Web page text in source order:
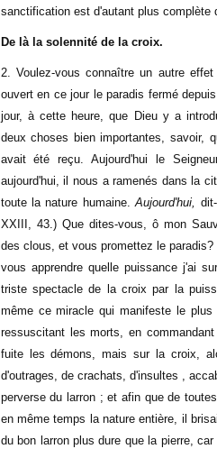
sanctification est d'autant plus complète
De là la solennité de la croix.
2. Voulez-vous connaître un autre
ouvert en ce jour le paradis fermé
jour, à cette heure, que Dieu y a
deux choses bien importantes, savoir,
avait été reçu. Aujourd'hui le
aujourd'hui, il nous a ramenés dans la
toute la nature humaine.Aujourd'hui, dit-
XXIII, 43.) Que dites-vous, ô mon
des clous, et vous promettez le
vous apprendre quelle puissance j'ai
triste spectacle de la croix par la
même ce miracle qui manifeste le
ressuscitant les morts, en
fuite les démons, mais sur la croix,
d'outrages, de crachats, d'insultes ,
perverse du larron ; et afin que de
en même temps la nature entière, il
du bon larron plus dure que la pierre,